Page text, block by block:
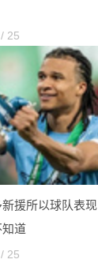
25
援所以球队表现
道
25